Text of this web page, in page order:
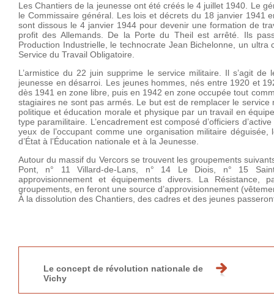
Les Chantiers de la jeunesse ont été créés le 4 juillet 1940. Le
le Commissaire général. Les lois et décrets du 18 janvier 1941
sont dissous le 4 janvier 1944 pour devenir une formation de
profit des Allemands. De la Porte du Theil est arrêté. Ils
Production Industrielle, le technocrate Jean Bichelonne, un
Service du Travail Obligatoire.
L’armistice du 22 juin supprime le service militaire. Il s’agit
jeunesse en désarroi. Les jeunes hommes, nés entre 1920 et
dès 1941 en zone libre, puis en 1942 en zone occupée tout
stagiaires ne sont pas armés. Le but est de remplacer le
politique et éducation morale et physique par un travail en
type paramilitaire. L’encadrement est composé d’officiers
yeux de l’occupant comme une organisation militaire
d’État à l’Éducation nationale et à la Jeunesse.
Autour du massif du Vercors se trouvent les groupements
Pont, n° 11 Villard-de-Lans, n° 14 Le Diois, n° 15
approvisionnement et équipements divers. La Résistance,
groupements, en feront une source d’approvisionnement
À la dissolution des Chantiers, des cadres et des jeunes
Le concept de révolution nationale de
Vichy